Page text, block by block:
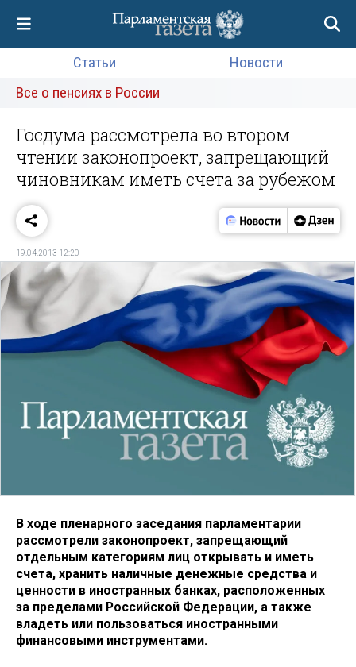
Статьи
Новости
Все о пенсиях в России
Госдума рассмотрела во втором
чтении законопроект, запрещающий
чиновникам иметь счета за рубежом
19.04.2013 12:20
В ходе пленарного заседания парламентарии
рассмотрели законопроект, запрещающий
отдельным категориям лиц открывать и иметь
счета, хранить наличные денежные средства и
ценности в иностранных банках, расположенных
за пределами Российской Федерации, а также
владеть или пользоваться иностранными
финансовыми инструментами.